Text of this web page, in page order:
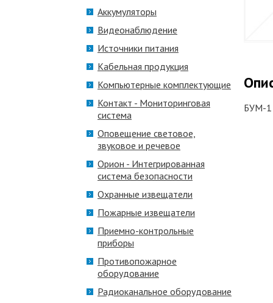
БУМ-1
Аккумуляторы
Видеонаблюдение
Источники питания
Кабельная продукция
Компьютерные комплектующие
Контакт - Мониторинговая
система
Оповещение световое,
звуковое и речевое
Орион - Интегрированная
система безопасности
Охранные извещатели
Пожарные извещатели
Приемно-контрольные
приборы
Противопожарное
оборудование
Радиоканальное оборудование